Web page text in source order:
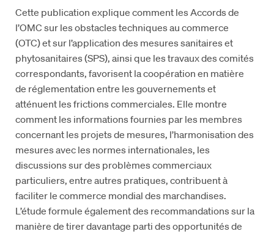
Cette publication explique comment les Accords de
l’OMC sur les obstacles techniques au commerce
(OTC) et sur l’application des mesures sanitaires et
phytosanitaires (SPS), ainsi que les travaux des comités
correspondants, favorisent la coopération en matière
de réglementation entre les gouvernements et
atténuent les frictions commerciales. Elle montre
comment les informations fournies par les membres
concernant les projets de mesures, l’harmonisation des
mesures avec les normes internationales, les
discussions sur des problèmes commerciaux
particuliers, entre autres pratiques, contribuent à
faciliter le commerce mondial des marchandises.
L’étude formule également des recommandations sur la
manière de tirer davantage parti des opportunités de